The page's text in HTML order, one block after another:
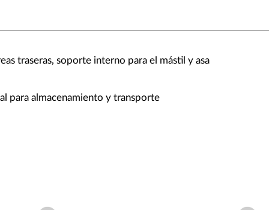
traseras, soporte interno para el mástil y asa
para almacenamiento y transporte